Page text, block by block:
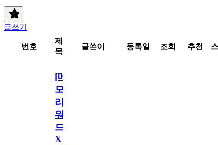
글쓰기
번호
제
목
글쓴이 등록일 조회 추천
[메
모
리
워
드
X